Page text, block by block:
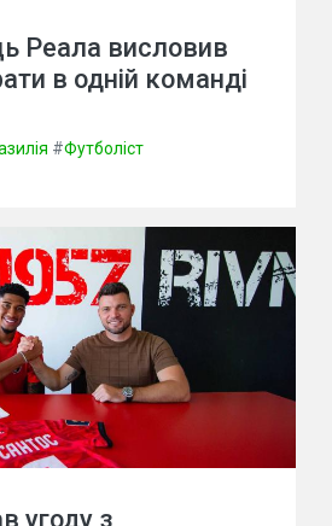
Реала висловив
в одній команді
#Футболіст
угоду з